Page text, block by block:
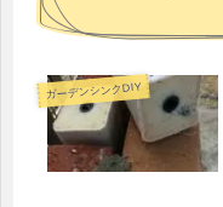
ガーデンシンクDIY